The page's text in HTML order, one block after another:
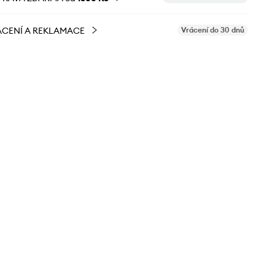
A REKLAMACE Vrácení do 30 dnů